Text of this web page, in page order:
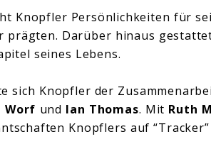
Knopfler Persönlichkeiten für
Darüber hinaus
seines Lebens.
sich Knopfler der
Worf und Ian Thomas. Mit Ruth
Knopflers auf